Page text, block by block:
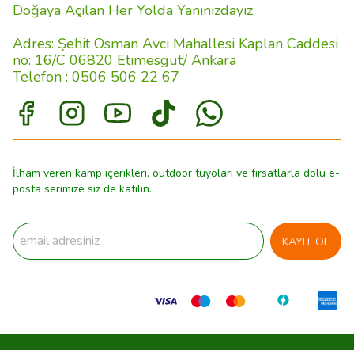
Doğaya Açılan Her Yolda Yanınızdayız.
Adres: Şehit Osman Avcı Mahallesi Kaplan Caddesi
no: 16/C 06820 Etimesgut/ Ankara
Telefon : 0506 506 22 67
İlham veren kamp içerikleri, outdoor tüyoları ve fırsatlarla dolu e-
posta serimize siz de katılın.
KAYIT OL